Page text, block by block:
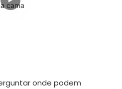
onde podem